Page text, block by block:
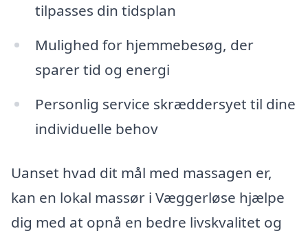
tilpasses din tidsplan
Mulighed for hjemmebesøg, der
sparer tid og energi
Personlig service skræddersyet til dine
individuelle behov
Uanset hvad dit mål med massagen er,
kan en lokal massør i Væggerløse hjælpe
dig med at opnå en bedre livskvalitet og